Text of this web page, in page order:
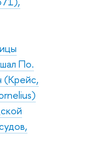
По.
(Крейс,